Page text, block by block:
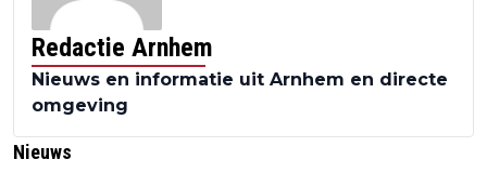
Redactie Arnhem
Nieuws en informatie uit Arnhem en directe
omgeving
Nieuws